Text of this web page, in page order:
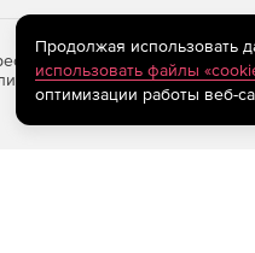
ICE:
в любую
к работе сразу после
store.softline.ru
сведений, относящихся
Продолжая использовать
использовать файлы
оптимизации работы веб-